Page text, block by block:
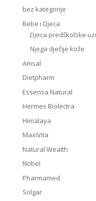
bez kategorije
Bebe i Djeca
Djeca predškolske
Njega dječije kože
Amsal
Dietpharm
Essensa Natural
Hermes Biolectra
Himalaya
MaxiVita
Natural Wealth
Nobel
Pharmamed
Solgar